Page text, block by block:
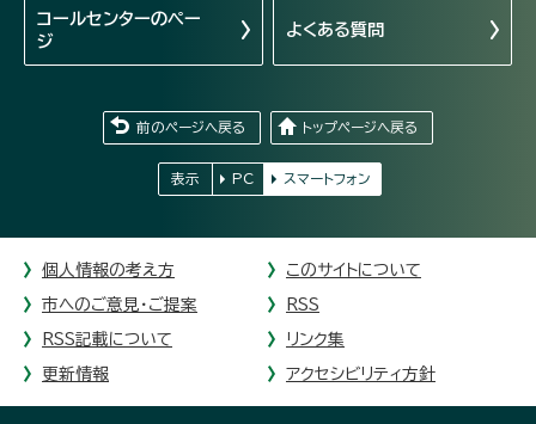
コールセンターのペー
ジ
よくある質問
前のページへ戻る トップページへ戻る
表示 PC スマートフォン
個人情報の考え方 このサイトについて
市へのご意見・ご提案 RSS
RSS記載について リンク集
更新情報 アクセシビリティ方針